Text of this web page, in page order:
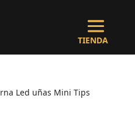
Led uñas Mini Tips